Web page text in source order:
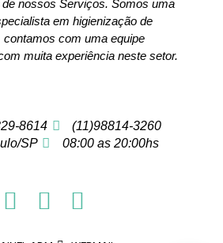
nossos Serviços. Somos uma
em higienização de
contamos com uma equipe
muita experiência neste setor.
8614
(11)98814-3260
SP
08:00 as 20:00hs